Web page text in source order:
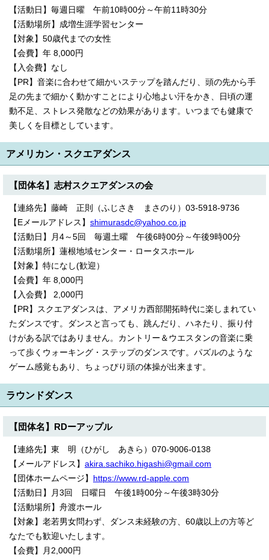
【活動日】毎週日曜 午前10時00分～午前11時30分
【活動場所】成増生涯学習センター
【対象】50歳代までの女性
【会費】年 8,000円
【入会費】なし
【PR】音楽に合わせて細かいステップを踏んだり、頭の先から手
足の先まで細かく動かすことにより心地よい汗をかき、日頃の運
動不足、ストレス発散などの効果があります。いつまでも健康で
美しくを目標としています。
アメリカン・スクエアダンス
【団体名】志村スクエアダンスの会
【連絡先】藤崎 正則（ふじさき まさのり）03-5918-9736
【Eメールアドレス】 shimurasdc@yahoo.co.jp
【活動日】月4～5回 毎週土曜 午後6時00分～午後9時00分
【活動場所】蓮根地域センター・ロータスホール
【対象】特になし(歓迎）
【会費】年 8,000円
【入会費】 2,000円
【PR】スクエアダンスは、アメリカ西部開拓時代に楽しまれてい
たダンスです。ダンスと言っても、跳んだり、ハネたり、振り付
けがある訳ではありません。カントリー＆ウエスタンの音楽に乗
って歩くウォーキング・ステップのダンスです。パズルのような
ゲーム感覚もあり、ちょっぴり頭の体操が出来ます。
ラウンドダンス
【団体名】RDーアップル
【連絡先】東 明（ひがし あきら）070-9006-0138
【メールアドレス】 akira.sachiko.higashi@gmail.com
【団体ホームページ】
https://www.rd-apple.com
【活動日】月3回 日曜日 午後1時00分～午後3時30分
【活動場所】舟渡ホール
【対象】老若男女問わず、ダンス未経験の方、60歳以上の方等ど
なたでも歓迎いたします。
【会費】月2,000円